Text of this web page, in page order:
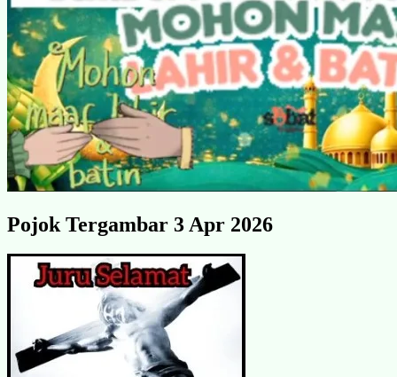
Pojok Tergambar 3 Apr 2026